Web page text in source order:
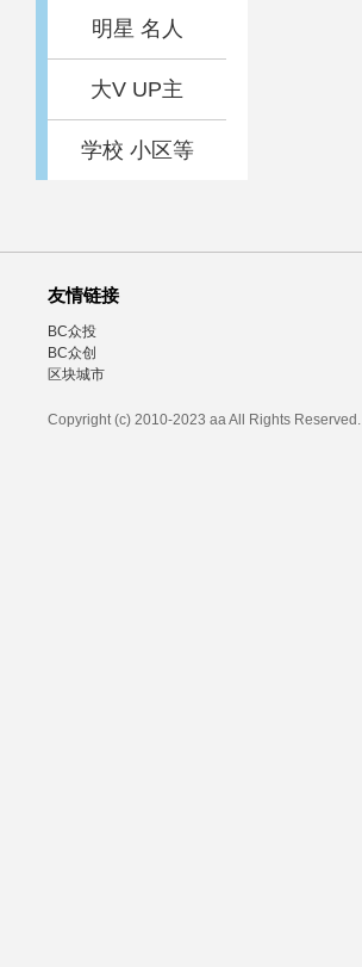
明星 名人
大V UP主
学校 小区等
友情链接
BC众投
BC众创
区块城市
Copyright (c) 2010-2023 aa All Rights Reserved.